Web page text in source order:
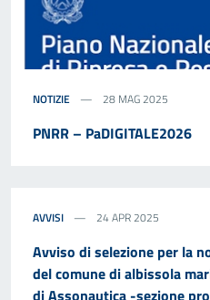
NOTIZIE 28 MAG 2025
PNRR – PaDIGITALE2026
AVVISI 24 APR 2025
Avviso di selezione per la
del comune di albissola
di Assonautica -sezione